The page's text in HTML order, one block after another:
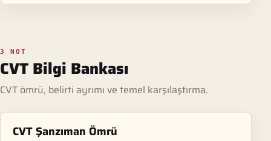
3 NOT
CVT Bilgi Bankası
CVT ömrü, belirti ayrımı ve temel karşılaştırma.
CVT Şanzıman Ömrü